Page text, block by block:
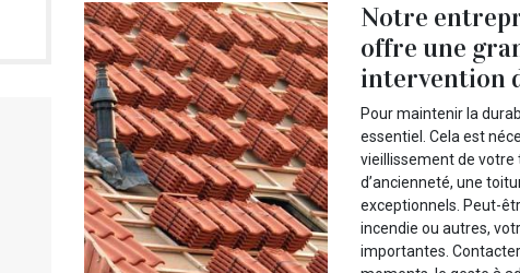
Notre
offre une
intervention
Pour maintenir la
essentiel. Cela est
vieillissement de votre
d’ancienneté, une
exceptionnels. Peut-
incendie ou autres,
importantes.